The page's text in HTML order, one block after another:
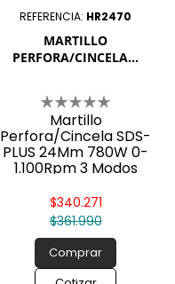
REFERENCIA: HR2470
MARTILLO
PERFORA/CINCELA...
Martillo
Perfora/Cincela SDS-
PLUS 24Mm 780W 0-
1.100Rpm 3 Modos
$361.990
$340.271
Comprar